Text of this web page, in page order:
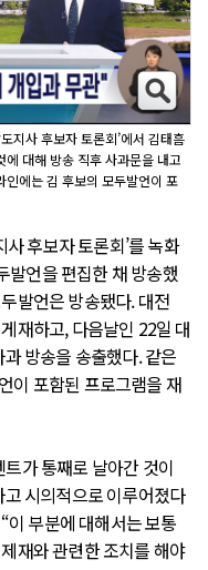
지사 후보자 토론회’에서 김태흠
대해 방송 직후 사과문을 내고
인에는 김 후보의 모두발언이 포
후보자 토론회’를 녹화
발언을 편집한 채 방송했
발언은 방송됐다. 대전
재하고, 다음날인 22일 대
방송을 송출했다. 같은
이 포함된 프로그램을 재
가 통째로 날아간 것이
시의적으로 이루어졌다
이 부분에 대해서는 보통
재와 관련한 조치를 해야